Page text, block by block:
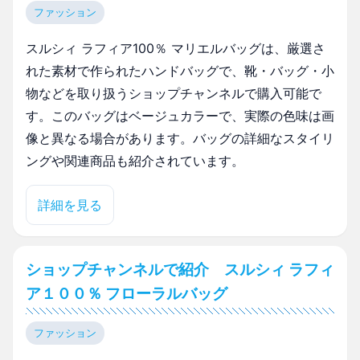
ファッション
スルシィ ラフィア100％ マリエルバッグは、厳選さ
れた素材で作られたハンドバッグで、靴・バッグ・小
物などを取り扱うショップチャンネルで購入可能で
す。このバッグはベージュカラーで、実際の色味は画
像と異なる場合があります。バッグの詳細なスタイリ
ングや関連商品も紹介されています。
詳細を見る
ショップチャンネルで紹介 スルシィ ラフィ
ア１００％ フローラルバッグ
ファッション